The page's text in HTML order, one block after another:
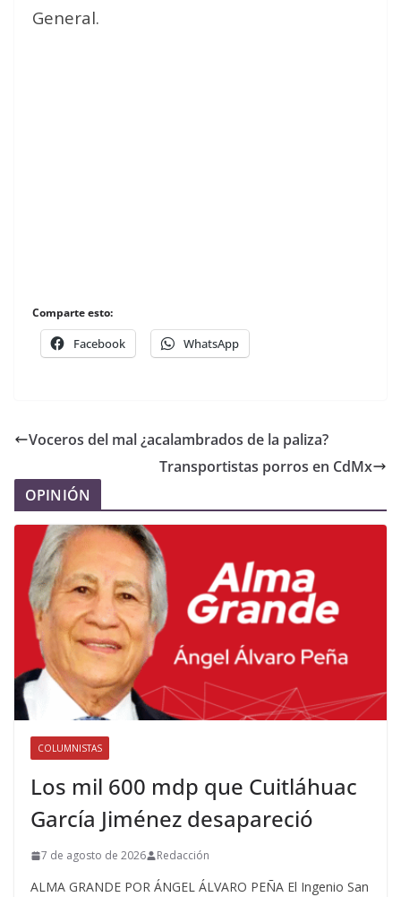
General.
Comparte esto:
Facebook WhatsApp
Voceros del mal ¿acalambrados de la paliza?
Transportistas porros en CdMx
OPINIÓN
COLUMNISTAS
Los mil 600 mdp que Cuitláhuac
García Jiménez desapareció
7 de agosto de 2026 Redacción
ALMA GRANDE POR ÁNGEL ÁLVARO PEÑA El Ingenio San